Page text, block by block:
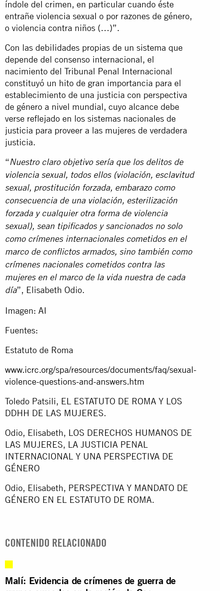
índole del crimen, en particular cuando éste
entrañe violencia sexual o por razones de género,
o violencia contra niños (…)”.
Con las debilidades propias de un sistema que
depende del consenso internacional, el
nacimiento del Tribunal Penal Internacional
constituyó un hito de gran importancia para el
establecimiento de una justicia con perspectiva
de género a nivel mundial, cuyo alcance debe
verse reflejado en los sistemas nacionales de
justicia para proveer a las mujeres de verdadera
justicia.
“Nuestro claro objetivo sería que los delitos de
violencia sexual, todos ellos (violación, esclavitud
sexual, prostitución forzada, embarazo como
consecuencia de una violación, esterilización
forzada y cualquier otra forma de violencia
sexual), sean tipificados y sancionados no solo
como crímenes internacionales cometidos en el
marco de conflictos armados, sino también como
crímenes nacionales cometidos contra las
mujeres en el marco de la vida nuestra de cada
día”, Elisabeth Odio.
Imagen: AI
Fuentes:
Estatuto de Roma
www.icrc.org/spa/resources/documents/faq/sexual-
violence-questions-and-answers.htm
Toledo Patsili, EL ESTATUTO DE ROMA Y LOS
DDHH DE LAS MUJERES.
Odio, Elisabeth, LOS DERECHOS HUMANOS DE
LAS MUJERES, LA JUSTICIA PENAL
INTERNACIONAL Y UNA PERSPECTIVA DE
GÉNERO
Odio, Elisabeth, PERSPECTIVA Y MANDATO DE
GÉNERO EN EL ESTATUTO DE ROMA.
CONTENIDO RELACIONADO
Malí: Evidencia de crímenes de guerra de